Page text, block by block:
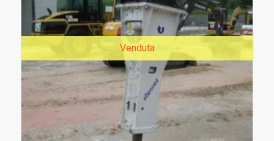
Venduta